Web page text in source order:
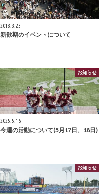
2018.3.23
新歓期のイベントについて
お知らせ
2025.5.16
今週の活動について(5月17日、18日)
お知らせ